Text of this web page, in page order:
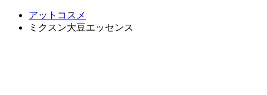
アットコスメ
ミクスン大豆エッセンス